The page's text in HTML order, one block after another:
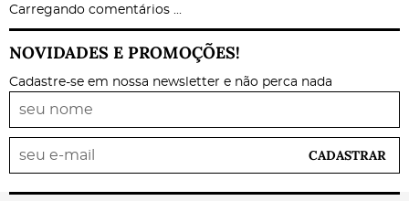
Carregando comentários ...
NOVIDADES E PROMOÇÕES!
Cadastre-se em nossa newsletter e não perca nada
CADASTRAR